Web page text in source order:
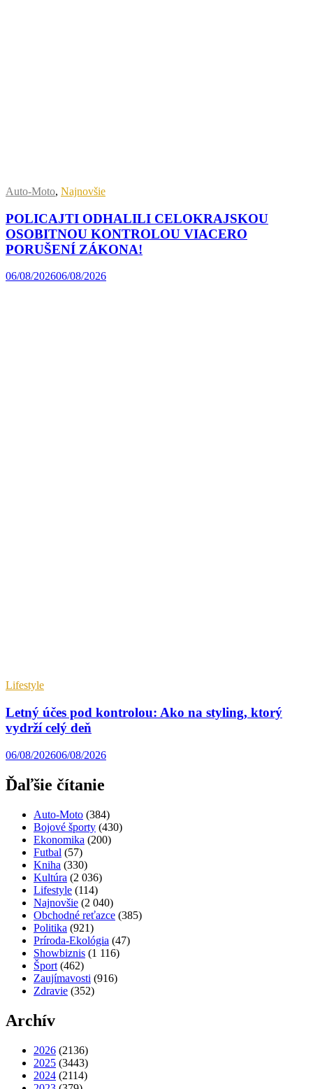
Auto-Moto, Najnovšie
POLICAJTI ODHALILI CELOKRAJSKOU
OSOBITNOU KONTROLOU VIACERO
PORUŠENÍ ZÁKONA!
06/08/202606/08/2026
Lifestyle
Letný účes pod kontrolou: Ako na styling, ktorý
vydrží celý deň
06/08/202606/08/2026
Ďaľšie čítanie
Auto-Moto (384)
Bojové športy (430)
Ekonomika (200)
Futbal (57)
Kniha (330)
Kultúra (2 036)
Lifestyle (114)
Najnovšie (2 040)
Obchodné reťazce (385)
Politika (921)
Príroda-Ekológia (47)
Showbiznis (1 116)
Šport (462)
Zaujímavosti (916)
Zdravie (352)
Archív
2026 (2136)
2025 (3443)
2024 (2114)